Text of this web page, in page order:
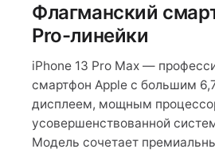
Флагманский
Pro-линейки
iPhone 13 Pro Max —
смартфон Apple с большим
дисплеем, мощным
усовершенствованной
Модель сочетает